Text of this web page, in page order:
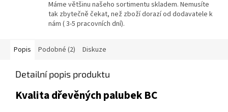
Máme většinu našeho sortimentu skladem. Nemusíte
tak zbytečně čekat, než zboží dorazí od dodavatele k
nám ( 3-5 pracovních dní).
Popis Podobné (2) Diskuze
Detailní popis produktu
Kvalita dřevěných palubek BC